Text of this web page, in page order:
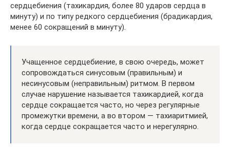
сердцебиения (тахикардия, более 80 ударов сердца в
минуту) и по типу редкого сердцебиения (брадикардия,
менее 60 сокращений в минуту).
Учащенное сердцебиение, в свою очередь, может
сопровождаться синусовым (правильным) и
несинусовым (неправильным) ритмом. В первом
случае нарушение называется тахикардией, когда
сердце сокращается часто, но через регулярные
промежутки времени, а во втором — тахиаритмией,
когда сердце сокращается часто и нерегулярно.